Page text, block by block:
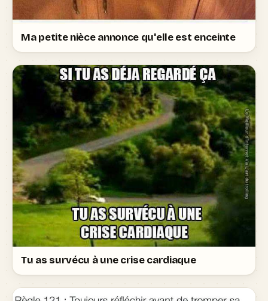
Ma petite nièce annonce qu'elle est enceinte
Tu as survécu à une crise cardiaque